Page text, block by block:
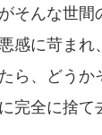
そんな世間
感に苛ま
ら、どうか
完全に捨て